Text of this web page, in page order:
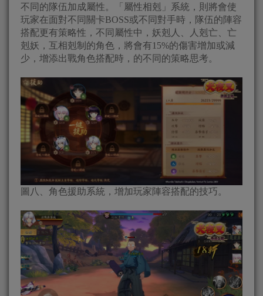
不同的隊伍加成屬性。「屬性相剋」系統，則將會使
玩家在面對不同關卡BOSS或不同對手時，隊伍的陣容
搭配更有策略性，不同屬性中，妖剋人、人剋亡、亡
剋妖，互相剋制的角色，將會有15%的傷害增加或減
少，增添出戰角色搭配時，的不同的策略思考。
圖八、角色援助系統，增加玩家陣容搭配的技巧。